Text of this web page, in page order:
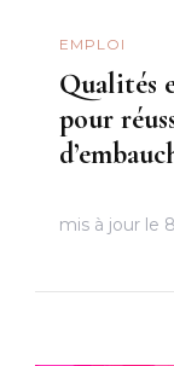
EMPLOI
Qualités
pour
mis à jour le